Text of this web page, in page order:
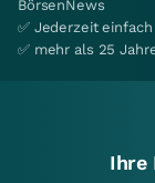
BörsenNews
✅ Jederzeit
✅ mehr als 25
Ihre